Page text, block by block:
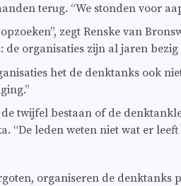
terug. “We stonden voor
zegt Renske van
organisaties zijn al jaren
het de denktanks ook
twijfel bestaan of de
“De leden weten niet wat er
organiseren de